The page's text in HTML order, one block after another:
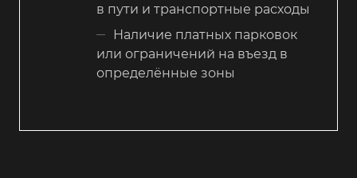
в пути и транспортные расходы
Наличие платных парковок
или ограничений на въезд в
определённые зоны